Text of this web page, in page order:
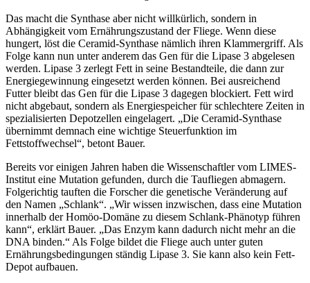
Das macht die Synthase aber nicht willkürlich, sondern in
Abhängigkeit vom Ernährungszustand der Fliege. Wenn diese
hungert, löst die Ceramid-Synthase nämlich ihren Klammergriff. Als
Folge kann nun unter anderem das Gen für die Lipase 3 abgelesen
werden. Lipase 3 zerlegt Fett in seine Bestandteile, die dann zur
Energiegewinnung eingesetzt werden können. Bei ausreichend
Futter bleibt das Gen für die Lipase 3 dagegen blockiert. Fett wird
nicht abgebaut, sondern als Energiespeicher für schlechtere Zeiten in
spezialisierten Depotzellen eingelagert. „Die Ceramid-Synthase
übernimmt demnach eine wichtige Steuerfunktion im
Fettstoffwechsel“, betont Bauer.
Bereits vor einigen Jahren haben die Wissenschaftler vom LIMES-
Institut eine Mutation gefunden, durch die Taufliegen abmagern.
Folgerichtig tauften die Forscher die genetische Veränderung auf
den Namen „Schlank“. „Wir wissen inzwischen, dass eine Mutation
innerhalb der Homöo-Domäne zu diesem Schlank-Phänotyp führen
kann“, erklärt Bauer. „Das Enzym kann dadurch nicht mehr an die
DNA binden.“ Als Folge bildet die Fliege auch unter guten
Ernährungsbedingungen ständig Lipase 3. Sie kann also kein Fett-
Depot aufbauen.